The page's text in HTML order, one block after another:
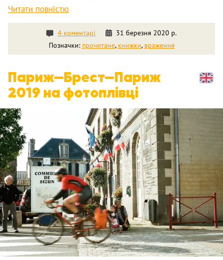
Читати повністю
4 коментарі
31 березня 2020 р.
Позначки: прочитане, книжки, враження
Париж—Брест—Париж
2019 на фотоплівці